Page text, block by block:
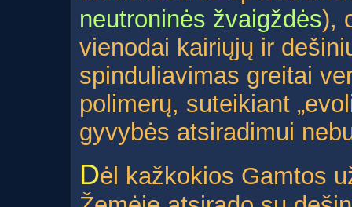
neutroninės žvaigždės),
vienodai kairiųjų ir
spinduliavimas greitai
polimerų, suteikiant
gyvybės atsiradimui
Dėl kažkokios Gamtos